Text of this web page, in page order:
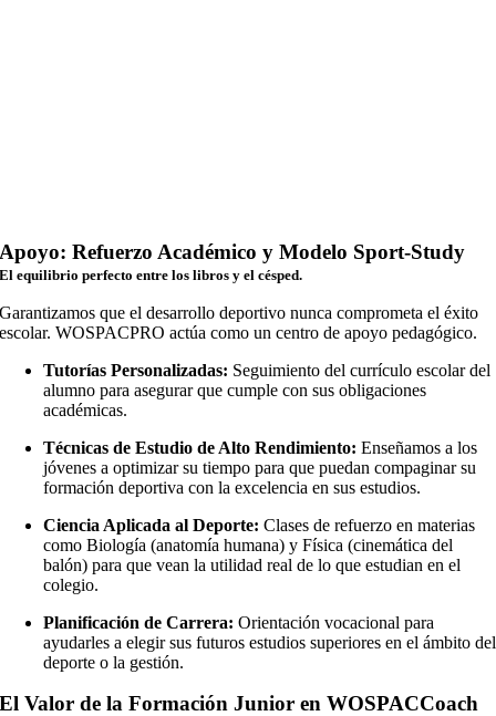
Apoyo: Refuerzo Académico y Modelo Sport-Study
El equilibrio perfecto entre los libros y el césped.
Garantizamos que el desarrollo deportivo nunca comprometa el éxito
escolar. WOSPACPRO actúa como un centro de apoyo pedagógico.
Tutorías Personalizadas: Seguimiento del currículo escolar del
alumno para asegurar que cumple con sus obligaciones
académicas.
Técnicas de Estudio de Alto Rendimiento: Enseñamos a los
jóvenes a optimizar su tiempo para que puedan compaginar su
formación deportiva con la excelencia en sus estudios.
Ciencia Aplicada al Deporte: Clases de refuerzo en materias
como Biología (anatomía humana) y Física (cinemática del
balón) para que vean la utilidad real de lo que estudian en el
colegio.
Planificación de Carrera: Orientación vocacional para
ayudarles a elegir sus futuros estudios superiores en el ámbito del
deporte o la gestión.
El Valor de la Formación Junior en WOSPACCoach